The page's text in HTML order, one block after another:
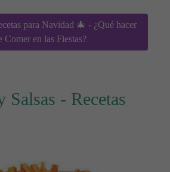
para Navidad 🎄 - ¿Qué hacer
Comer en las Fiestas?
Salsas - Recetas